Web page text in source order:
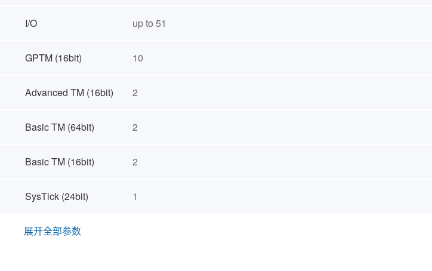
I/O up to 51
GPTM (16bit) 10
Advanced TM (16bit) 2
Basic TM (64bit) 2
Basic TM (16bit) 2
SysTick (24bit) 1
展开全部参数